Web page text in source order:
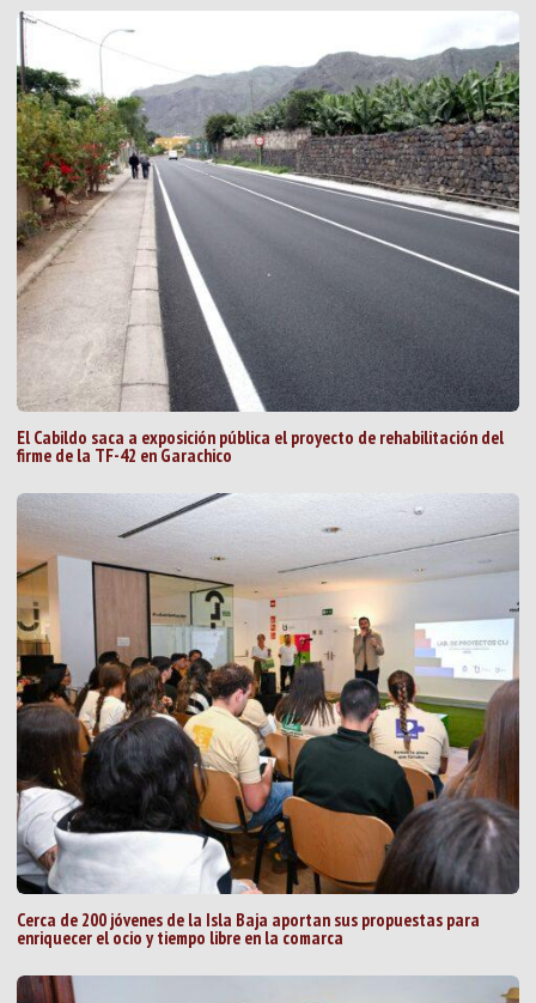
El Cabildo saca a exposición pública el proyecto de rehabilitación del
firme de la TF-42 en Garachico
Cerca de 200 jóvenes de la Isla Baja aportan sus propuestas para
enriquecer el ocio y tiempo libre en la comarca